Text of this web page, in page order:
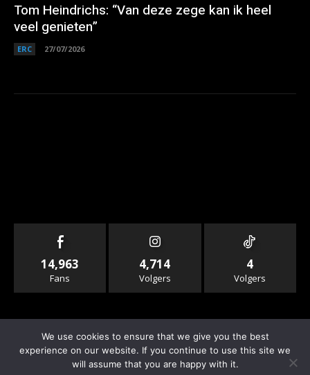
Tom Heindrichs: “Van deze zege kan ik heel
veel genieten”
ERC 27/07/2026
14,963
Fans
4,714
Volgers
4
Volgers
We use cookies to ensure that we give you the best
experience on our website. If you continue to use this site we
will assume that you are happy with it.